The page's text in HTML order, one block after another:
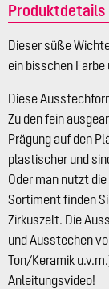
Produktdetails
Dieser süße
ein bisschen
Diese
Zu den fein
Prägung auf den
plastischer und
Oder man nutzt
Sortiment finden
Zirkuszelt. Die
und Ausstechen
Ton/Keramik
Anleitungsvideo!